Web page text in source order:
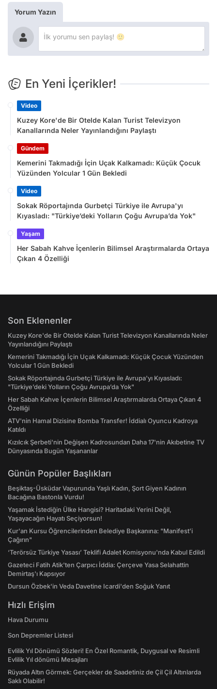
Yorum Yazın
En Yeni İçerikler!
Video
Kuzey Kore'de Bir Otelde Kalan Turist Televizyon
Kanallarında Neler Yayınlandığını Paylaştı
Gündem
Kemerini Takmadığı İçin Uçak Kalkamadı: Küçük Çocuk
Yüzünden Yolcular 1 Gün Bekledi
Video
Sokak Röportajında Gurbetçi Türkiye ile Avrupa'yı
Kıyasladı: "Türkiye’deki Yolların Çoğu Avrupa’da Yok"
Yaşam
Her Sabah Kahve İçenlerin Bilimsel Araştırmalarda Ortaya
Çıkan 4 Özelliği
Son Eklenenler
Kuzey Kore'de Bir Otelde Kalan Turist Televizyon Kanallarında Neler
Yayınlandığını Paylaştı
Kemerini Takmadığı İçin Uçak Kalkamadı: Küçük Çocuk Yüzünden
Yolcular 1 Gün Bekledi
Sokak Röportajında Gurbetçi Türkiye ile Avrupa'yı Kıyasladı:
"Türkiye’deki Yolların Çoğu Avrupa’da Yok"
Her Sabah Kahve İçenlerin Bilimsel Araştırmalarda Ortaya Çıkan 4
Özelliği
ATV'nin Hamal Dizisine Bomba Transfer! İddialı Oyuncu Kadroya
Katıldı
Kızılcık Şerbeti'nin Değişen Kadrosundan Daha 17'nin Akıbetine TV
Dünyasında Bugün Yaşananlar
Günün Popüler Başlıkları
Beşiktaş-Üsküdar Vapurunda Yaşlı Kadın, Şort Giyen Kadının
Bacağına Bastonla Vurdu!
Yaşamak İstediğin Ülke Hangisi? Haritadaki Yerini Değil,
Yaşayacağın Hayatı Seçiyorsun!
Kur'an Kursu Öğrencilerinden Belediye Başkanına: "Manifest’i
Çağırın"
‘Terörsüz Türkiye Yasası’ Teklifi Adalet Komisyonu'nda Kabul Edildi
Gazeteci Fatih Atik'ten Çarpıcı İddia: Çerçeve Yasa Selahattin
Demirtaş'ı Kapsıyor
Dursun Özbek'in Veda Davetine Icardi'den Soğuk Yanıt
Hızlı Erişim
Hava Durumu
Son Depremler Listesi
Evlilik Yıl Dönümü Sözleri! En Özel Romantik, Duygusal ve Resimli
Evlilik Yıl dönümü Mesajları
Rüyada Altın Görmek: Gerçekler de Saadetiniz de Çil Çil Altınlarda
Saklı Olabilir!